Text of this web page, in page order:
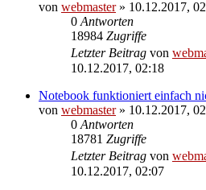
von webmaster» 10.12.2017,
0 Antworten
18984 Zugriffe
Letzter Beitrag von
10.12.2017, 02:18
Notebook funktioniert einfach
von webmaster» 10.12.2017,
0 Antworten
18781 Zugriffe
Letzter Beitrag von
10.12.2017, 02:07